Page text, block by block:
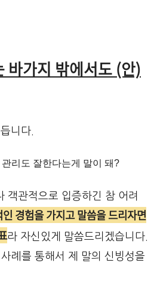
바가지 밖에서도 (안)
니다.
리도 잘한다는게 말이 돼?
객관적으로 입증하긴 참 어려
경험을 가지고 말씀을 드리자면
라 자신있게 말씀드리겠습니다.
례를 통해서 제 말의 신빙성을